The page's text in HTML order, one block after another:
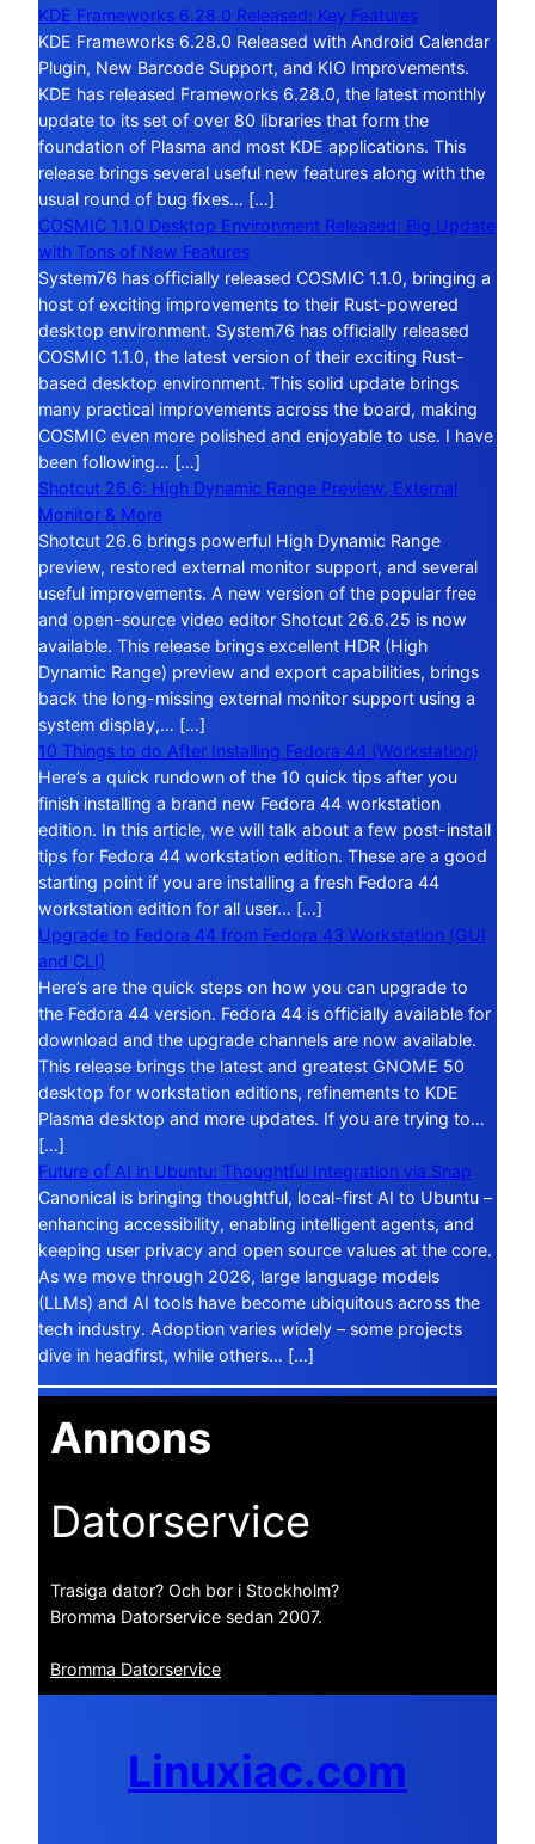
KDE Frameworks 6.28.0 Released: Key Features
KDE Frameworks 6.28.0 Released with Android Calendar
Plugin, New Barcode Support, and KIO Improvements.
KDE has released Frameworks 6.28.0, the latest monthly
update to its set of over 80 libraries that form the
foundation of Plasma and most KDE applications. This
release brings several useful new features along with the
usual round of bug fixes… […]
COSMIC 1.1.0 Desktop Environment Released: Big Update
with Tons of New Features
System76 has officially released COSMIC 1.1.0, bringing a
host of exciting improvements to their Rust-powered
desktop environment. System76 has officially released
COSMIC 1.1.0, the latest version of their exciting Rust-
based desktop environment. This solid update brings
many practical improvements across the board, making
COSMIC even more polished and enjoyable to use. I have
been following… […]
Shotcut 26.6: High Dynamic Range Preview, External
Monitor & More
Shotcut 26.6 brings powerful High Dynamic Range
preview, restored external monitor support, and several
useful improvements. A new version of the popular free
and open-source video editor Shotcut 26.6.25 is now
available. This release brings excellent HDR (High
Dynamic Range) preview and export capabilities, brings
back the long-missing external monitor support using a
system display,… […]
10 Things to do After Installing Fedora 44 (Workstation)
Here’s a quick rundown of the 10 quick tips after you
finish installing a brand new Fedora 44 workstation
edition. In this article, we will talk about a few post-install
tips for Fedora 44 workstation edition. These are a good
starting point if you are installing a fresh Fedora 44
workstation edition for all user… […]
Upgrade to Fedora 44 from Fedora 43 Workstation (GUI
and CLI)
Here’s are the quick steps on how you can upgrade to
the Fedora 44 version. Fedora 44 is officially available for
download and the upgrade channels are now available.
This release brings the latest and greatest GNOME 50
desktop for workstation editions, refinements to KDE
Plasma desktop and more updates. If you are trying to…
[…]
Future of AI in Ubuntu: Thoughtful Integration via Snap
Canonical is bringing thoughtful, local-first AI to Ubuntu –
enhancing accessibility, enabling intelligent agents, and
keeping user privacy and open source values at the core.
As we move through 2026, large language models
(LLMs) and AI tools have become ubiquitous across the
tech industry. Adoption varies widely – some projects
dive in headfirst, while others… […]
Annons
Datorservice
Trasiga dator? Och bor i Stockholm?
Bromma Datorservice sedan 2007.
Bromma Datorservice
Linuxiac.com